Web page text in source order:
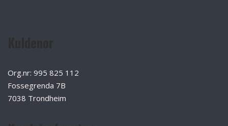
Org.nr: 995 825 112
Fossegrenda 7B
7038 Trondheim